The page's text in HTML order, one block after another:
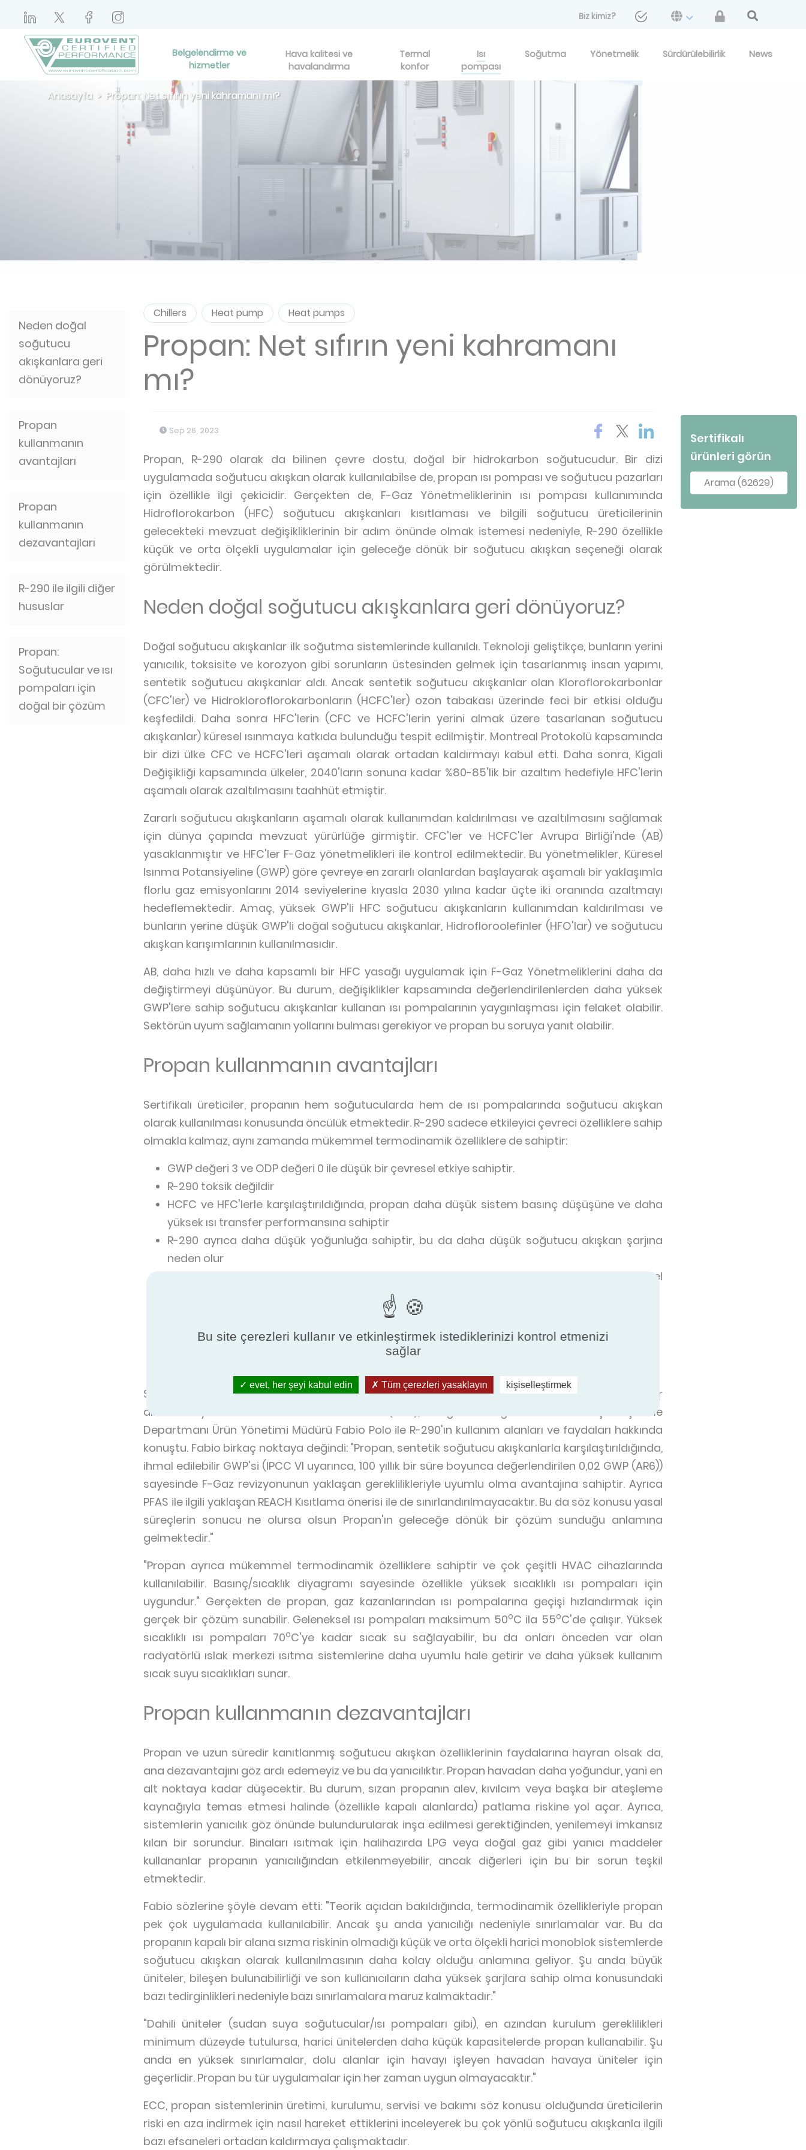
Biz kimiz?
Belgelendirme ve
hizmetler
Hava kalitesi ve
havalandırma
Termal
konfor
Isı
pompası
Soğutma Yönetmelik Sürdürülebilirlik News
Anasayfa Propan: Net sıfırın yeni kahramanı mı?
Neden doğal
soğutucu
akışkanlara geri
dönüyoruz?
Propan
kullanmanın
avantajları
Propan
kullanmanın
dezavantajları
R-290 ile ilgili diğer
hususlar
Propan:
Soğutucular ve ısı
pompaları için
doğal bir çözüm
Chillers Heat pump Heat pumps
Propan: Net sıfırın yeni kahramanı
mı?
Sep 26, 2023
Propan, R-290 olarak da bilinen çevre dostu, doğal bir hidrokarbon soğutucudur. Bir dizi
uygulamada soğutucu akışkan olarak kullanılabilse de, propan ısı pompası ve soğutucu pazarları
için özellikle ilgi çekicidir. Gerçekten de, F-Gaz Yönetmeliklerinin ısı pompası kullanımında
Hidroflorokarbon (HFC) soğutucu akışkanları kısıtlaması ve bilgili soğutucu üreticilerinin
gelecekteki mevzuat değişikliklerinin bir adım önünde olmak istemesi nedeniyle, R-290 özellikle
küçük ve orta ölçekli uygulamalar için geleceğe dönük bir soğutucu akışkan seçeneği olarak
görülmektedir.
Neden doğal soğutucu akışkanlara geri dönüyoruz?
Doğal soğutucu akışkanlar ilk soğutma sistemlerinde kullanıldı. Teknoloji geliştikçe, bunların yerini
yanıcılık, toksisite ve korozyon gibi sorunların üstesinden gelmek için tasarlanmış insan yapımı,
sentetik soğutucu akışkanlar aldı. Ancak sentetik soğutucu akışkanlar olan Kloroflorokarbonlar
(CFC'ler) ve Hidrokloroflorokarbonların (HCFC'ler) ozon tabakası üzerinde feci bir etkisi olduğu
keşfedildi. Daha sonra HFC'lerin (CFC ve HCFC'lerin yerini almak üzere tasarlanan soğutucu
akışkanlar) küresel ısınmaya katkıda bulunduğu tespit edilmiştir. Montreal Protokolü kapsamında
bir dizi ülke CFC ve HCFC'leri aşamalı olarak ortadan kaldırmayı kabul etti. Daha sonra, Kigali
Değişikliği kapsamında ülkeler, 2040'ların sonuna kadar %80-85'lik bir azaltım hedefiyle HFC'lerin
aşamalı olarak azaltılmasını taahhüt etmiştir.
Zararlı soğutucu akışkanların aşamalı olarak kullanımdan kaldırılması ve azaltılmasını sağlamak
için dünya çapında mevzuat yürürlüğe girmiştir. CFC'ler ve HCFC'ler Avrupa Birliği'nde (AB)
yasaklanmıştır ve HFC'ler F-Gaz yönetmelikleri ile kontrol edilmektedir. Bu yönetmelikler, Küresel
Isınma Potansiyeline (GWP) göre çevreye en zararlı olanlardan başlayarak aşamalı bir yaklaşımla
florlu gaz emisyonlarını 2014 seviyelerine kıyasla 2030 yılına kadar üçte iki oranında azaltmayı
hedeflemektedir. Amaç, yüksek GWP'li HFC soğutucu akışkanların kullanımdan kaldırılması ve
bunların yerine düşük GWP'li doğal soğutucu akışkanlar, Hidrofloroolefinler (HFO'lar) ve soğutucu
akışkan karışımlarının kullanılmasıdır.
AB, daha hızlı ve daha kapsamlı bir HFC yasağı uygulamak için F-Gaz Yönetmeliklerini daha da
değiştirmeyi düşünüyor. Bu durum, değişiklikler kapsamında değerlendirilenlerden daha yüksek
GWP'lere sahip soğutucu akışkanlar kullanan ısı pompalarının yaygınlaşması için felaket olabilir.
Sektörün uyum sağlamanın yollarını bulması gerekiyor ve propan bu soruya yanıt olabilir.
Propan kullanmanın avantajları
Sertifikalı üreticiler, propanın hem soğutucularda hem de ısı pompalarında soğutucu akışkan
olarak kullanılması konusunda öncülük etmektedir. R-290 sadece etkileyici çevreci özelliklere sahip
olmakla kalmaz, aynı zamanda mükemmel termodinamik özelliklere de sahiptir:
GWP değeri 3 ve ODP değeri 0 ile düşük bir çevresel etkiye sahiptir.
R-290 toksik değildir
HCFC ve HFC'lerle karşılaştırıldığında, propan daha düşük sistem basınç düşüşüne ve daha
yüksek ısı transfer performansına sahiptir
R-290 ayrıca daha düşük yoğunluğa sahiptir, bu da daha düşük soğutucu akışkan şarjına
neden olur
Çok düşük buharlaşma sıcaklığından yüksek yoğuşma sıcaklığına çıkabildiği için mükemmel
HFO'ların aksine, çevrede trifloroasetik asit (TFA) veya diğer zararlı maddelere dönüşmez
Propan tedarik etmek kolaydır ve fiyatı nispeten ucuzdur
Swegon, propan gelişimine öncülük eden sertifikalı bir üreticidir. İnovasyonun ön saflarından haber
almak isteyen Eurovent Certita Certification (ECC), Swegon'un Soğutma ve Isıtma İş Geliştirme
Departmanı Ürün Yönetimi Müdürü Fabio Polo ile R-290'ın kullanım alanları ve faydaları hakkında
konuştu. Fabio birkaç noktaya değindi: "Propan, sentetik soğutucu akışkanlarla karşılaştırıldığında,
ihmal edilebilir GWP'si (IPCC VI uyarınca, 100 yıllık bir süre boyunca değerlendirilen 0,02 GWP (AR6))
sayesinde F-Gaz revizyonunun yaklaşan gereklilikleriyle uyumlu olma avantajına sahiptir. Ayrıca
PFAS ile ilgili yaklaşan REACH Kısıtlama önerisi ile de sınırlandırılmayacaktır. Bu da söz konusu yasal
süreçlerin sonucu ne olursa olsun Propan'ın geleceğe dönük bir çözüm sunduğu anlamına
gelmektedir."
"Propan ayrıca mükemmel termodinamik özelliklere sahiptir ve çok çeşitli HVAC cihazlarında
kullanılabilir. Basınç/sıcaklık diyagramı sayesinde özellikle yüksek sıcaklıklı ısı pompaları için
uygundur." Gerçekten de propan, gaz kazanlarından ısı pompalarına geçişi hızlandırmak için
gerçek bir çözüm sunabilir. Geleneksel ısı pompaları maksimum 50oC ila 55oC'de çalışır. Yüksek
sıcaklıklı ısı pompaları 70oC'ye kadar sıcak su sağlayabilir, bu da onları önceden var olan
radyatörlü ıslak merkezi ısıtma sistemlerine daha uyumlu hale getirir ve daha yüksek kullanım
sıcak suyu sıcaklıkları sunar.
Propan kullanmanın dezavantajları
Propan ve uzun süredir kanıtlanmış soğutucu akışkan özelliklerinin faydalarına hayran olsak da,
ana dezavantajını göz ardı edemeyiz ve bu da yanıcılıktır. Propan havadan daha yoğundur, yani en
alt noktaya kadar düşecektir. Bu durum, sızan propanın alev, kıvılcım veya başka bir ateşleme
kaynağıyla temas etmesi halinde (özellikle kapalı alanlarda) patlama riskine yol açar. Ayrıca,
sistemlerin yanıcılık göz önünde bulundurularak inşa edilmesi gerektiğinden, yenilemeyi imkansız
kılan bir sorundur. Binaları ısıtmak için halihazırda LPG veya doğal gaz gibi yanıcı maddeler
kullananlar propanın yanıcılığından etkilenmeyebilir, ancak diğerleri için bu bir sorun teşkil
etmektedir.
Fabio sözlerine şöyle devam etti: "Teorik açıdan bakıldığında, termodinamik özellikleriyle propan
pek çok uygulamada kullanılabilir. Ancak şu anda yanıcılığı nedeniyle sınırlamalar var. Bu da
propanın kapalı bir alana sızma riskinin olmadığı küçük ve orta ölçekli harici monoblok sistemlerde
soğutucu akışkan olarak kullanılmasının daha kolay olduğu anlamına geliyor. Şu anda büyük
üniteler, bileşen bulunabilirliği ve son kullanıcıların daha yüksek şarjlara sahip olma konusundaki
bazı tedirginlikleri nedeniyle bazı sınırlamalara maruz kalmaktadır."
"Dahili üniteler (sudan suya soğutucular/ısı pompaları gibi), en azından kurulum gereklilikleri
minimum düzeyde tutulursa, harici ünitelerden daha küçük kapasitelerde propan kullanabilir. Şu
anda en yüksek sınırlamalar, dolu alanlar için havayı işleyen havadan havaya üniteler için
geçerlidir. Propan bu tür uygulamalar için her zaman uygun olmayacaktır."
ECC, propan sistemlerinin üretimi, kurulumu, servisi ve bakımı söz konusu olduğunda üreticilerin
riski en aza indirmek için nasıl hareket ettiklerini inceleyerek bu çok yönlü soğutucu akışkanla ilgili
bazı efsaneleri ortadan kaldırmaya çalışmaktadır.
Sertifikalı
ürünleri görün
Arama (62629)
Bu site çerezleri kullanır ve etkinleştirmek istediklerinizi kontrol etmenizi
sağlar
evet, her şeyi kabul edin Tüm çerezleri yasaklayın kişiselleştirmek